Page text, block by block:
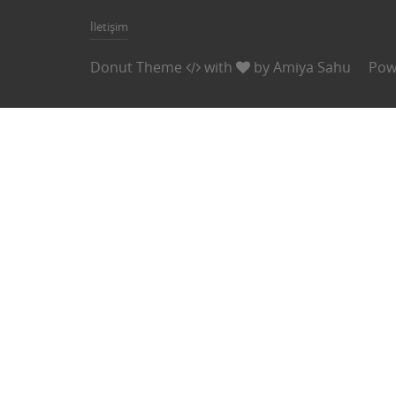
İletişim
Donut Theme with byAmiya Sahu